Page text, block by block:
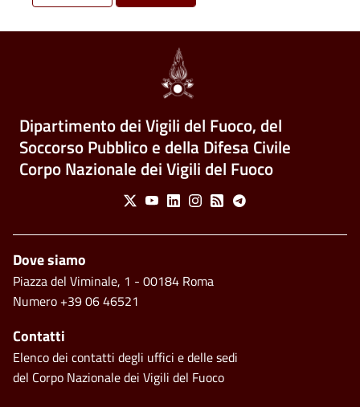
Dipartimento dei Vigili del Fuoco, del
Soccorso Pubblico e della Difesa Civile
Corpo Nazionale dei Vigili del Fuoco
Social Menu
X YoutubeLinkedinInstagram
Feed Telegram
Piè di pagina
Dove siamo
Piazza del Viminale, 1 - 00184 Roma
Numero +39 06 46521
Contatti
Elenco dei contatti degli uffici e delle sedi
del Corpo Nazionale dei Vigili del Fuoco